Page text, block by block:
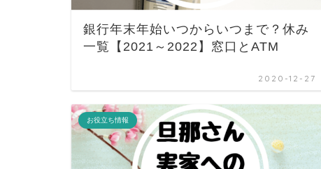
銀行年末年始いつからいつまで？休み
一覧【2021～2022】窓口とATM
2020-12-27
お役立ち情報